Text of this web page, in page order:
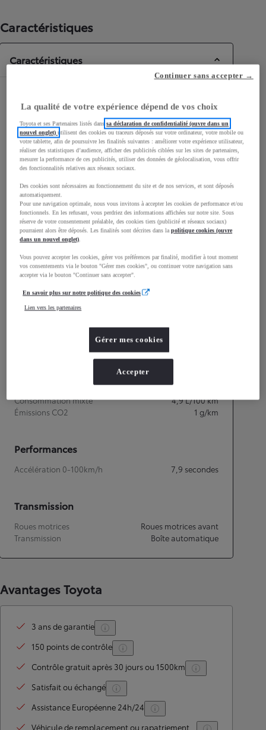
Caractéristiques
Caractéristiques
Portes
5
Places
5
4 362 mm
Hauteur
1 558
mm
Consommation mixte 4,9L/100 km
Émissions CO2
1 g/km
Performances
Accélération 0-100km/h 7,9 secondes
Transmission
Roues motrices
Roues motrices avant
Transmission
Boîte automatique
Avantages Toyota
3 ans de garantie
150 points de contrôle
Contrôle gratuit après 30 jours ou 1500km
Satisfait ou échangé
Assistance Européenne 24h/24
Véhicule de remplacement ou rapatriement
La qualité de votre expérience dépend de vos choix
Toyota et ses Partenaires listés danssa déclaration de confidentialité (ouvre dans un
nouvel onglet)utilisent des cookies ou traceurs déposés sur votre ordinateur, votre mobile ou
votre tablette, afin de poursuivre les finalités suivantes : améliorer votre expérience utilisateur,
réaliser des statistiques d’audience, afficher des publicités ciblées sur les sites de partenaires,
mesurer la performance de ces publicités, utiliser des données de géolocalisation, vous offrir
des fonctionnalités relatives aux réseaux sociaux.
Des cookies sont nécessaires au fonctionnement du site et de nos services, et sont déposés
automatiquement.
Pour une navigation optimale, nous vous invitons à accepter les cookies de performance et/ou
fonctionnels. En les refusant, vous perdriez des informations affichées sur notre site. Sous
réserve de votre consentement préalable, des cookies tiers (publicité et réseaux sociaux)
pourraient alors être déposés. Les finalités sont décrites dans lapolitique cookies (ouvre
dans un nouvel onglet).
Vous pouvez accepter les cookies, gérer vos préférences par finalité, modifier à tout moment
vos consentements via le bouton "Gérer mes cookies", ou continuer votre navigation sans
accepter via le bouton "Continuer sans accepter".
En savoir plus sur notre politique des cookies
Lien vers les partenaires
Gérer mes cookies
Continuer sans accepter →
Accepter